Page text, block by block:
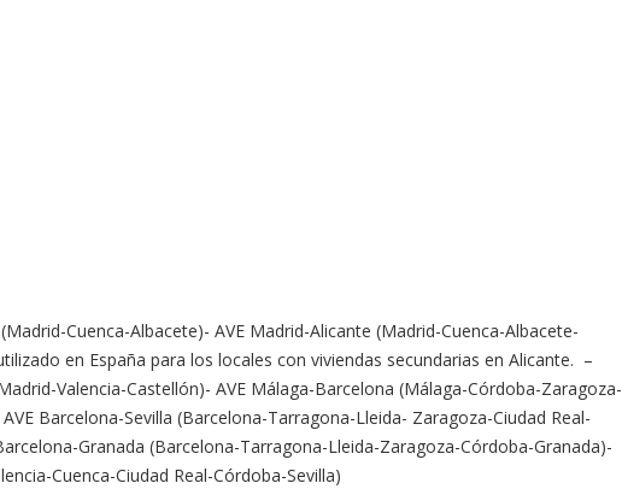
Cuenca-Albacete)- AVE Madrid-Alicante (Madrid-Cuenca-Albacete-
en España para los locales con viviendas secundarias en Alicante. –
Valencia-Castellón)- AVE Málaga-Barcelona (Málaga-Córdoba-Zaragoza-
Barcelona-Sevilla (Barcelona-Tarragona-Lleida- Zaragoza-Ciudad Real-
Granada (Barcelona-Tarragona-Lleida-Zaragoza-Córdoba-Granada)-
Cuenca-Ciudad Real-Córdoba-Sevilla)